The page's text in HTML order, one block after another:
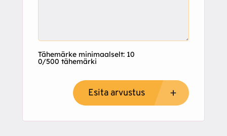
Tähemärke minimaalselt: 10
0/500 tähemärki
Esita arvustus